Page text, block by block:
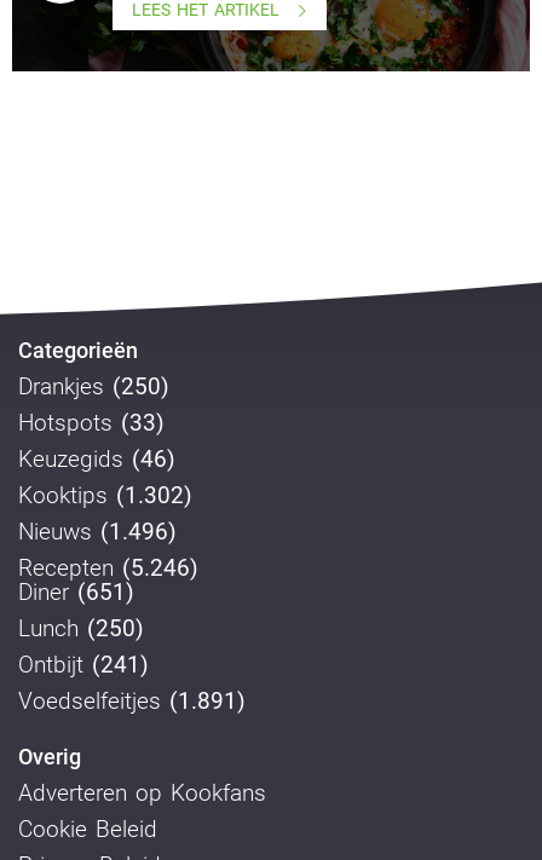
LEES HET ARTIKEL
Categorieën
Drankjes (250)
Hotspots (33)
Keuzegids (46)
Kooktips (1.302)
Nieuws (1.496)
Recepten (5.246)
Diner (651)
Lunch (250)
Ontbijt (241)
Voedselfeitjes (1.891)
Overig
Adverteren op Kookfans
Cookie Beleid